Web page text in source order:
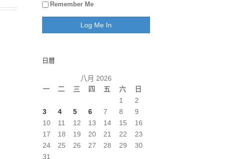
Remember Me
日曆
八月 2026
一
二 三 四 五 六 日
1
2
3
4 5 6 7 8
9
10
11 12 13 14 15
16
17
18 19 20 21 22
23
24
25 26 27 28 29
30
31